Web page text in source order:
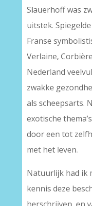
Slauerhoff was
uitstek.
Franse
Verlaine,
Nederland
zwakke
als scheepsarts.
exotische
door een tot
met het leven.
Natuurlijk had ik
kennis deze